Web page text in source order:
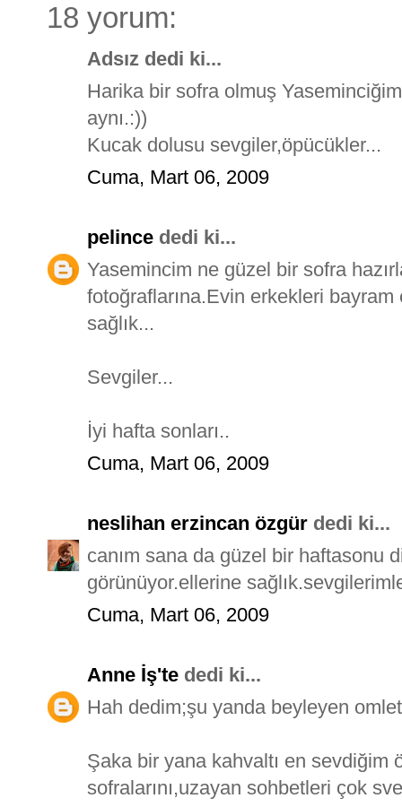
18 yorum:
Adsız dedi ki...
Harika bir sofra olmuş
aynı.:))
Kucak dolusu sevgiler,öpücükler...
Cuma, Mart 06, 2009
pelince dedi ki...
Yasemincim ne güzel bir sofra
fotoğraflarına.Evin erkekleri
sağlık...
Sevgiler...
İyi hafta sonları..
Cuma, Mart 06, 2009
neslihan erzincan özgür dedi ki...
canım sana da güzel bir haftasonu
görünüyor.ellerine
Cuma, Mart 06, 2009
Anne İş'te dedi ki...
Hah dedim;şu yanda beyleyen
Şaka bir yana kahvaltı en sevdiğim
sofralarını,uzayan sohbetleri çok